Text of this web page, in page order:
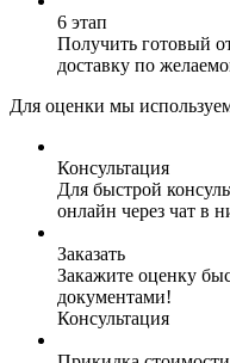
6 этап
Получить готовый
доставку по
Для оценки мы
Консультация
Для быстрой
онлайн через чат в
Заказать
Закажите оценку
документами!
Консультация